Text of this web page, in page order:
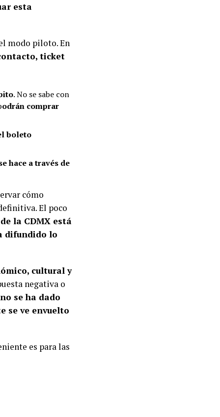
esta
modo piloto. En
ticket
. No se sabe con
odrán comprar
boleto
hace a través de
cómo
El poco
la CDMX está
difundido lo
cultural y
negativa o
se ha dado
se ve envuelto
es para las